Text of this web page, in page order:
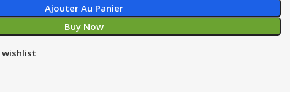
Ajouter Au Panier
Buy Now